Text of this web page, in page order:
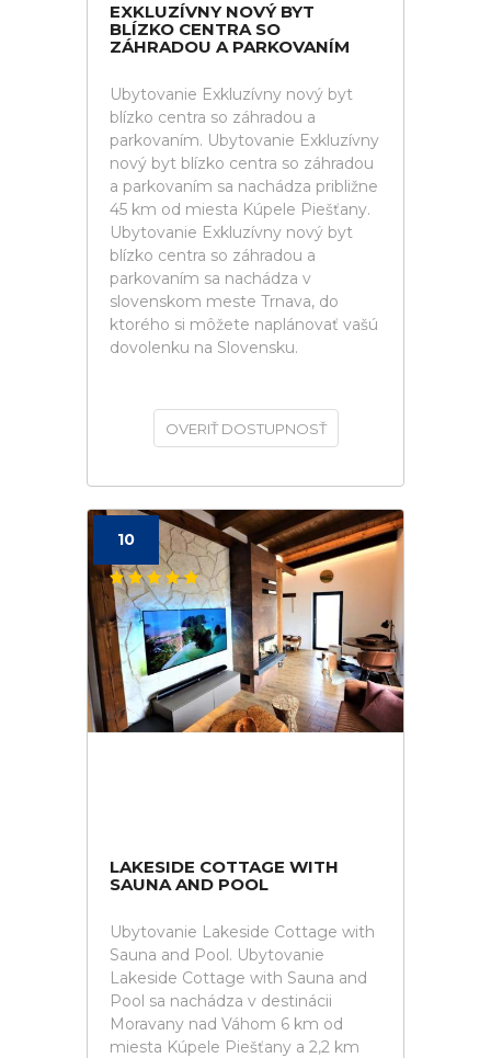
EXKLUZÍVNY NOVÝ BYT
BLÍZKO CENTRA SO
ZÁHRADOU A PARKOVANÍM
Ubytovanie Exkluzívny nový byt
blízko centra so záhradou a
parkovaním. Ubytovanie Exkluzívny
nový byt blízko centra so záhradou
a parkovaním sa nachádza približne
45 km od miesta Kúpele Piešťany.
Ubytovanie Exkluzívny nový byt
blízko centra so záhradou a
parkovaním sa nachádza v
slovenskom meste Trnava, do
ktorého si môžete naplánovať vašú
dovolenku na Slovensku.
OVERIŤ DOSTUPNOSŤ
10
LAKESIDE COTTAGE WITH
SAUNA AND POOL
Ubytovanie Lakeside Cottage with
Sauna and Pool. Ubytovanie
Lakeside Cottage with Sauna and
Pool sa nachádza v destinácii
Moravany nad Váhom 6 km od
miesta Kúpele Piešťany a 2,2 km